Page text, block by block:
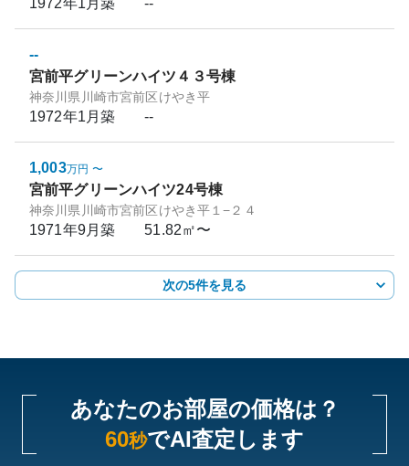
1972年1月築 --
--
宮前平グリーンハイツ４３号棟
神奈川県川崎市宮前区けやき平
1972年1月築 --
1,003万円 〜
宮前平グリーンハイツ24号棟
神奈川県川崎市宮前区けやき平１−２４
1971年9月築 51.82㎡〜
次の5件を見る
あなたのお部屋の価格は？
60秒でAI査定します